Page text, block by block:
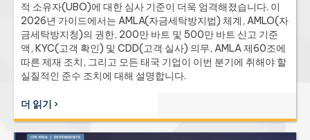
적 소유자(UBO)에 대한 심사 기준이 더욱 엄격해졌습니다. 이
2026년 가이드에서는 AMLA(자금세탁방지법) 체계, AMLO(자
금세탁방지청)의 권한, 200만 바트 및 500만 바트 신고 기준
액, KYC(고객 확인) 및 CDD(고객 실사) 의무, AMLA 제60조에
따른 제재 조치, 그리고 모든 태국 기업이 이번 분기에 취해야 할
실질적인 준수 조치에 대해 설명합니다.
더 읽기 ›